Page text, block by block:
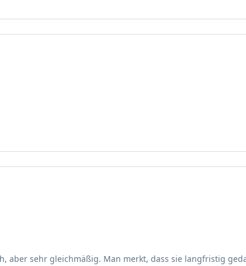
aber sehr gleichmäßig. Man merkt, dass sie langfristig